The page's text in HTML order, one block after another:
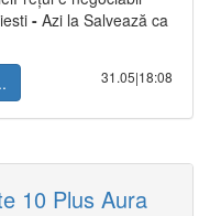
- Azi la Salvează ca
31.05|18:08
10 Plus Aura